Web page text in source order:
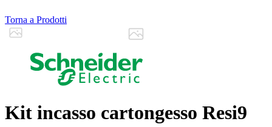
Torna a Prodotti
Kit incasso cartongesso Resi9